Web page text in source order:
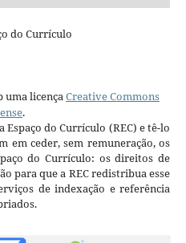
do Currículo
uma licençaCreative Commons
.
do Currículo (REC) e tê-lo
em ceder, sem remuneração, os
do Currículo: os direitos de
para que a REC redistribua esse
de indexação e referência